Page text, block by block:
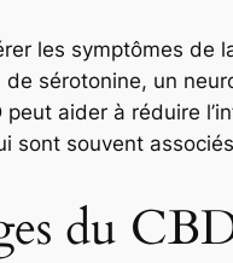
les symptômes de
sérotonine, un
peut aider à réduire
sont souvent
du